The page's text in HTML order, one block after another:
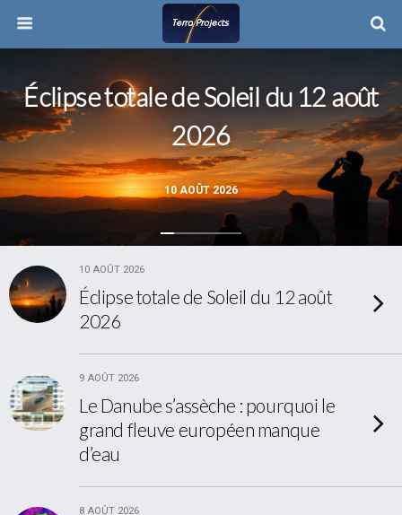
10 AOÛT 2026
Éclipse totale de Soleil du 12 août
2026
10 AOÛT 2026
Éclipse totale de Soleil du 12 août
2026
9 AOÛT 2026
Le Danube s’assèche : pourquoi le
grand fleuve européen manque
d’eau
8 AOÛT 2026